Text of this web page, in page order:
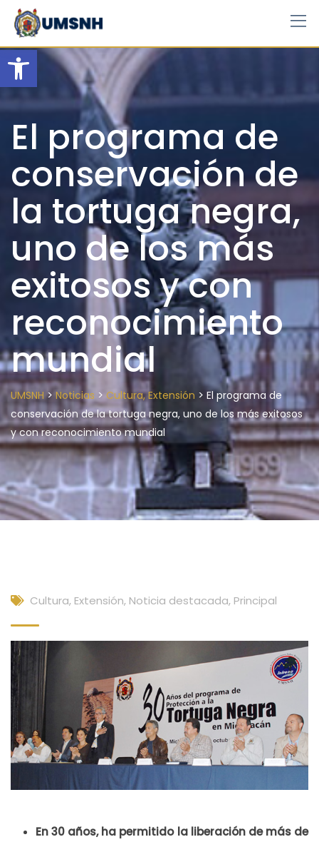
Open toolbar
Skip
content
El programa de
conservación de
la tortuga negra,
uno de los más
exitosos y con
reconocimiento
mundial
UMSNH> Noticias > Cultura, Extensión > El programa de
conservación de la tortuga negra, uno de los más exitosos
y con reconocimiento mundial
Cultura, Extensión, Noticia destacada, Principal
En 30 años, ha permitido la liberación de más de